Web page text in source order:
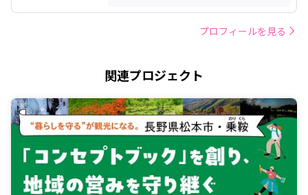
プロフィールを見る
関連プロジェクト